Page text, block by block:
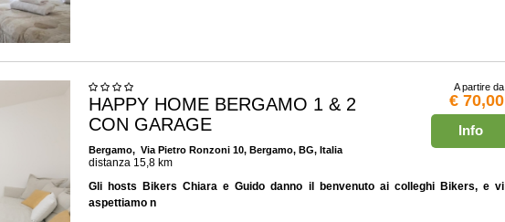
A partire da
€ 70,00
Info
HAPPY HOME BERGAMO 1 & 2
CON GARAGE
Bergamo, Via Pietro Ronzoni 10, Bergamo, BG, Italia
distanza 15,8 km
Gli hosts Bikers Chiara e Guido danno il benvenuto ai colleghi Bikers, e vi
aspettiamo n